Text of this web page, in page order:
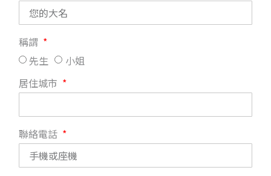
稱謂
先生
小姐
居住城市
聯絡電話